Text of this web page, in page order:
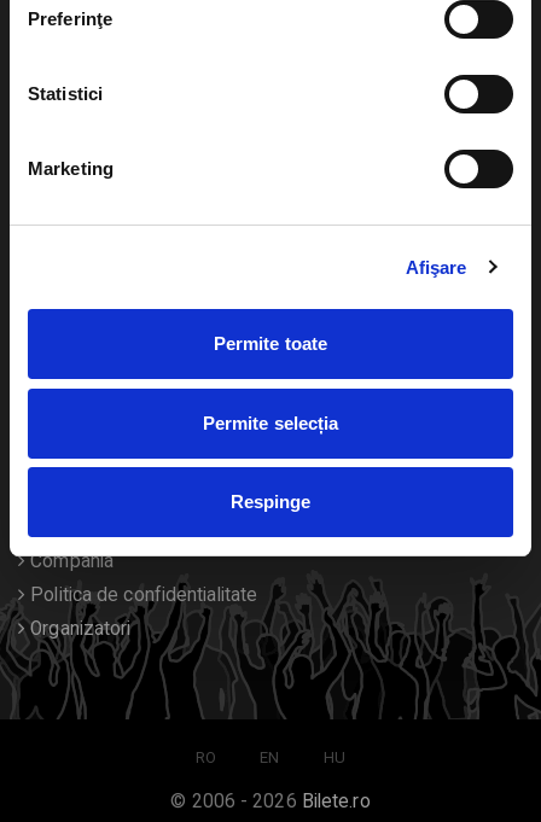
Preferinţe
Statistici
Marketing
Afişare
Permite toate
Permite selecția
Respinge
Teatru
festivaluri
Diverse
Despre noi
Contact
Compania
Politica de confidentialitate
Organizatori
RO EN HU
© 2006 - 2026 Bilete.ro